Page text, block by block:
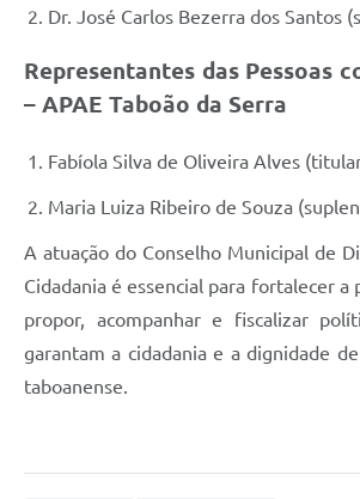
Dr. José Carlos Bezerra dos Santos
Representantes das Pessoas
– APAE Taboão da Serra
Fabíola Silva de Oliveira Alves
Maria Luiza Ribeiro de Souza
A atuação do Conselho Municipal de
Cidadania é essencial para fortalecer a
propor, acompanhar e fiscalizar
garantam a cidadania e a dignidade
taboanense.